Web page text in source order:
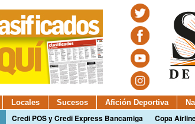
Locales Sucesos Afición Deportiva
Credi POS y Credi Express Bancamiga Copa